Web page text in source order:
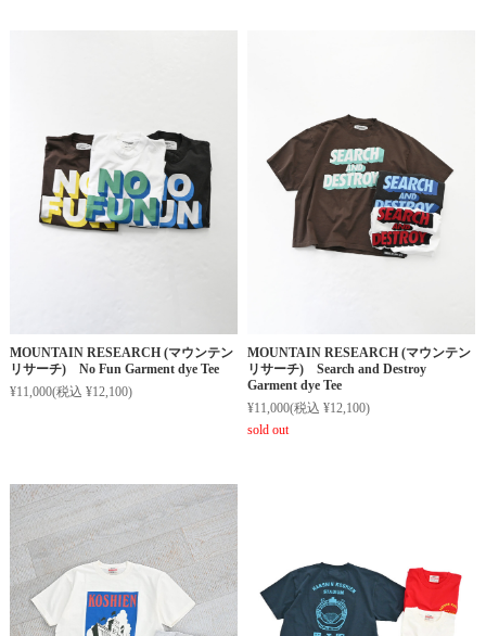
MOUNTAIN RESEARCH (マウンテン
リサーチ) No Fun Garment dye Tee
¥11,000(税込 ¥12,100)
MOUNTAIN RESEARCH (マウンテン
リサーチ) Search and Destroy
Garment dye Tee
¥11,000(税込 ¥12,100)
sold out